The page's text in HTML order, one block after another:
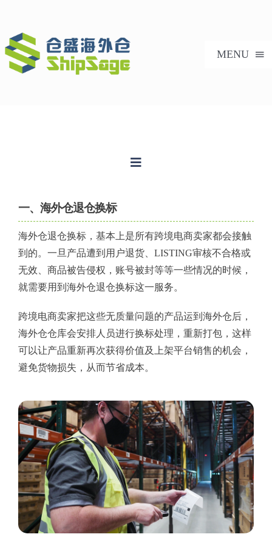
内
容
MENU
合作案例
关于我们
Toggle
仓储配送
一件代发
FBA中转
退仓换标
一、海外仓退仓换标
海外仓退仓换标，基本上是所有跨境电商卖家都会接触
到的。一旦产品遭到用户退货、LISTING审核不合格或
无效、商品被告侵权，账号被封等等一些情况的时候，
就需要用到海外仓退仓换标这一服务。
跨境电商卖家把这些无质量问题的产品运到海外仓后，
海外仓仓库会安排人员进行换标处理，重新打包，这样
可以让产品重新再次获得价值及上架平台销售的机会，
避免货物损失，从而节省成本。